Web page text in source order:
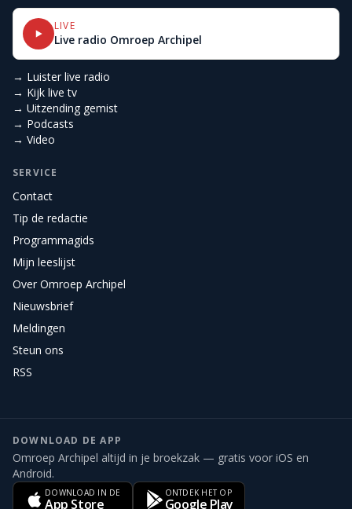
LIVE
Live radio Omroep Archipel
→ Luister live radio
→ Kijk live tv
→ Uitzending gemist
→ Podcasts
→ Video
SERVICE
Contact
Tip de redactie
Programmagids
Mijn leeslijst
Over Omroep Archipel
Nieuwsbrief
Meldingen
Steun ons
RSS
DOWNLOAD DE APP
Omroep Archipel altijd in je broekzak — gratis voor iOS en
Android.
DOWNLOAD IN DE
App Store
ONTDEK HET OP
Google Play